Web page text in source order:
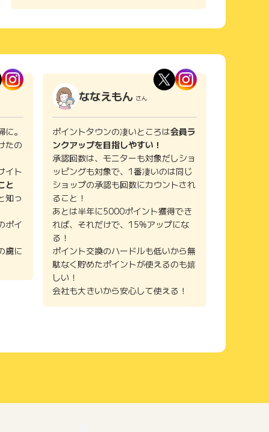
。
たの
イト
と
知っ
ポイ
虜に
ななえもん さん
ポイントタウンの凄いところは会員ラ
ンクアップを目指しやすい！
承認回数は、モニターも対象だしショ
ッピングも対象で、1番凄いのは同じ
ショップの承認も回数にカウントされ
ること！
あとは半年に5000ポイント獲得でき
れば、それだけで、15%アップにな
る！
ポイント交換のハードルも低いから無
駄なく貯めたポイントが使えるのも嬉
しい！
会社も大きいから安心して使える！